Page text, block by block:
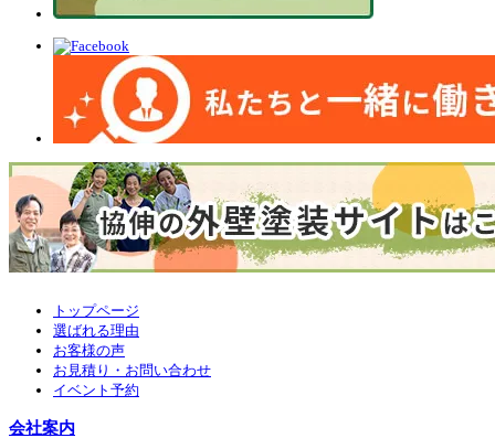
トップページ
選ばれる理由
お客様の声
お見積り・お問い合わせ
イベント予約
会社案内